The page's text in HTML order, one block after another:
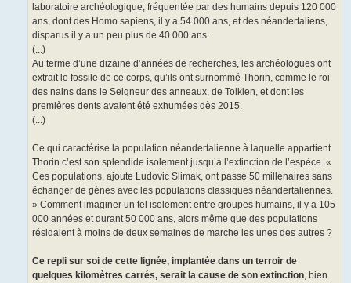
laboratoire archéologique, fréquentée par des humains depuis 120 000
ans, dont des Homo sapiens, il y a 54 000 ans, et des néandertaliens,
disparus il y a un peu plus de 40 000 ans.
(...)
Au terme d’une dizaine d’années de recherches, les archéologues ont
extrait le fossile de ce corps, qu’ils ont surnommé Thorin, comme le roi
des nains dans le Seigneur des anneaux, de Tolkien, et dont les
premières dents avaient été exhumées dès 2015.
(...)
Ce qui caractérise la population néandertalienne à laquelle appartient
Thorin c’est son splendide isolement jusqu’à l’extinction de l’espèce. «
Ces populations, ajoute Ludovic Slimak, ont passé 50 millénaires sans
échanger de gènes avec les populations classiques néandertaliennes.
» Comment imaginer un tel isolement entre groupes humains, il y a 105
000 années et durant 50 000 ans, alors même que des populations
résidaient à moins de deux semaines de marche les unes des autres ?
Ce repli sur soi de cette lignée, implantée dans un terroir de
quelques kilomètres carrés, serait la cause de son extinction, bien